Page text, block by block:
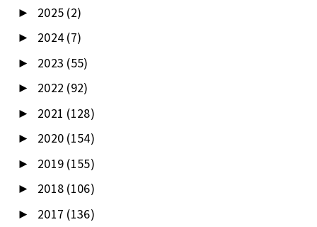
► 2025 (2)
► 2024 (7)
► 2023 (55)
► 2022 (92)
► 2021 (128)
► 2020 (154)
► 2019 (155)
► 2018 (106)
► 2017 (136)